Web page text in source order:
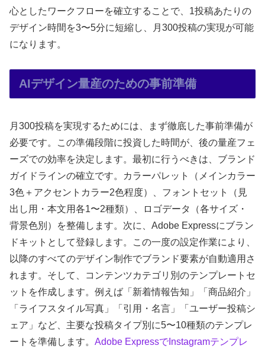
心としたワークフローを確立することで、1投稿あたりの
デザイン時間を3〜5分に短縮し、月300投稿の実現が可能
になります。
AIデザイン量産のための事前準備
月300投稿を実現するためには、まず徹底した事前準備が
必要です。この準備段階に投資した時間が、後の量産フェ
ーズでの効率を決定します。最初に行うべきは、ブランド
ガイドラインの確立です。カラーパレット（メインカラー
3色＋アクセントカラー2色程度）、フォントセット（見
出し用・本文用各1〜2種類）、ロゴデータ（各サイズ・
背景色別）を整備します。次に、Adobe Expressにブラン
ドキットとして登録します。この一度の設定作業により、
以降のすべてのデザイン制作でブランド要素が自動適用さ
れます。そして、コンテンツカテゴリ別のテンプレートセ
ットを作成します。例えば「新着情報告知」「商品紹介」
「ライフスタイル写真」「引用・名言」「ユーザー投稿シ
ェア」など、主要な投稿タイプ別に5〜10種類のテンプレ
ートを準備します。 Adobe ExpressでInstagramテンプレ